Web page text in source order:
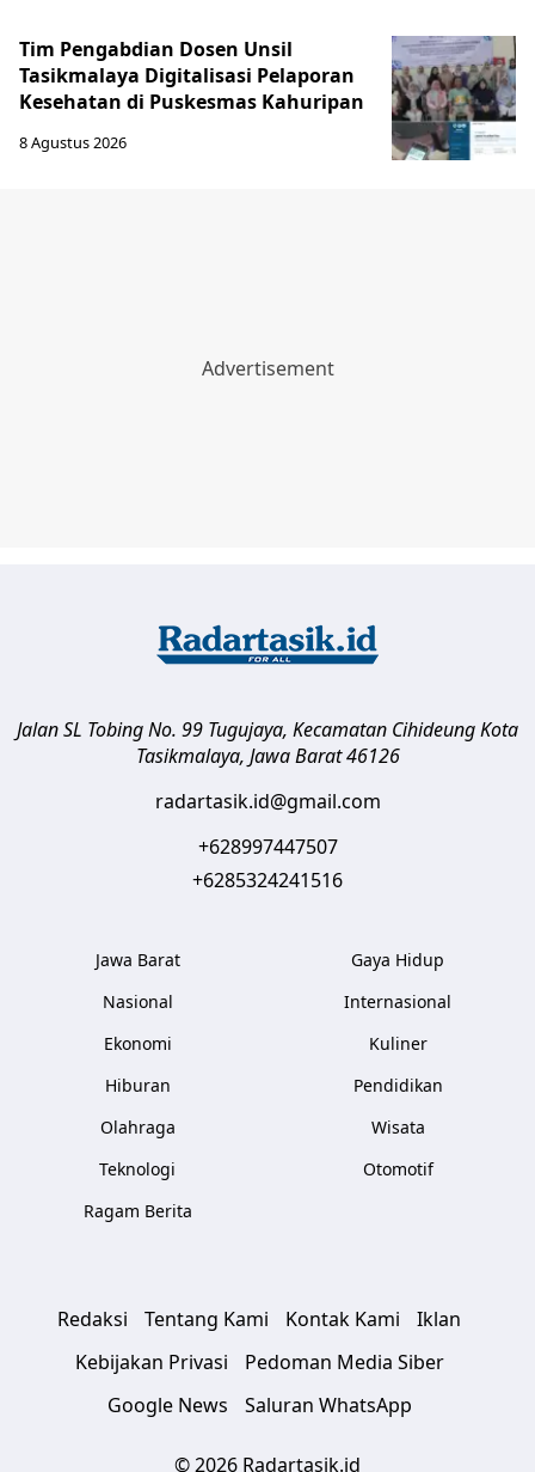
Tim Pengabdian Dosen Unsil
Tasikmalaya Digitalisasi Pelaporan
Kesehatan di Puskesmas Kahuripan
8 Agustus 2026
Jalan SL Tobing No. 99 Tugujaya, Kecamatan CihideungKota
Tasikmalaya, Jawa Barat 46126
radartasik.id@gmail.com
+628997447507
+6285324241516
Jawa Barat
Nasional
Ekonomi
Hiburan
Olahraga
Teknologi
Ragam Berita
Gaya Hidup
Internasional
Kuliner
Pendidikan
Wisata
Otomotif
Redaksi Tentang Kami Kontak Kami
Iklan
Kebijakan Privasi
Pedoman Media Siber
Google News
Saluran WhatsApp
© 2026 Radartasik.id